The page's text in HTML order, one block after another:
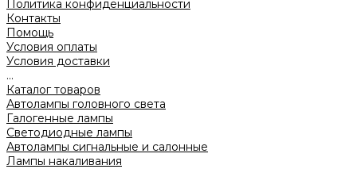
Политика конфиденциальности
Контакты
Помощь
Условия оплаты
Условия доставки
...
Каталог товаров
Автолампы головного света
Галогенные лампы
Светодиодные лампы
Автолампы сигнальные и салонные
Лампы накаливания